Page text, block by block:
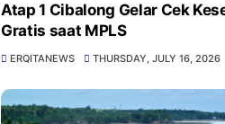
Atap 1 Cibalong Gelar Cek
Gratis saat MPLS
ERQITANEWS THURSDAY, JULY 16, 2026